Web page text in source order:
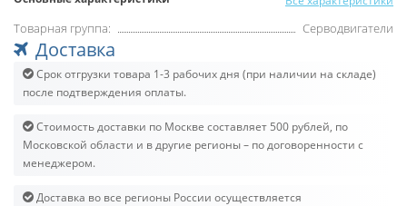
Товарная группа: Серводвигатели
Доставка
Срок отгрузки товара 1-3 рабочих дня (при наличии на складе)
после подтверждения оплаты.
Стоимость доставки по Москве составляет 500 рублей, по
Московской области и в другие регионы – по договоренности с
менеджером.
Доставка во все регионы России осуществляется